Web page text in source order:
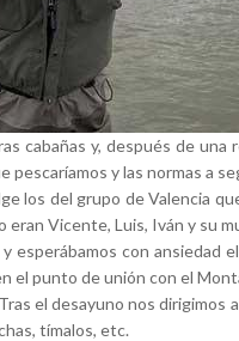
cabañas y, después de
pescaríamos y las normas a
los del grupo de Valencia
Vicente, Luis, Iván y su
esperábamos con ansiedad
el punto de unión con el
el desayuno nos dirigimos
tímalos, etc.